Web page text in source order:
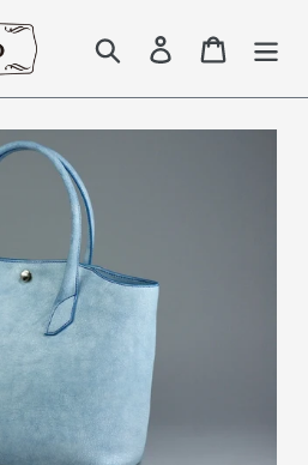
検索 Log in Cart